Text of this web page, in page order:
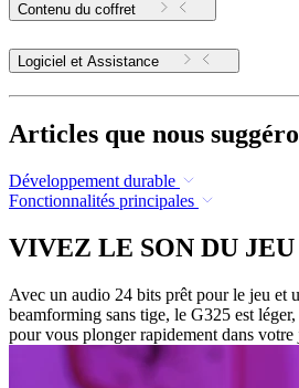
Contenu du coffret
Logiciel et Assistance
Articles que nous
Développement durable
Fonctionnalités principales
VIVEZ LE SON DU JEU
Avec un audio 24 bits prêt pour le jeu et
beamforming sans tige, le G325 est
pour vous plonger rapidement dans votre